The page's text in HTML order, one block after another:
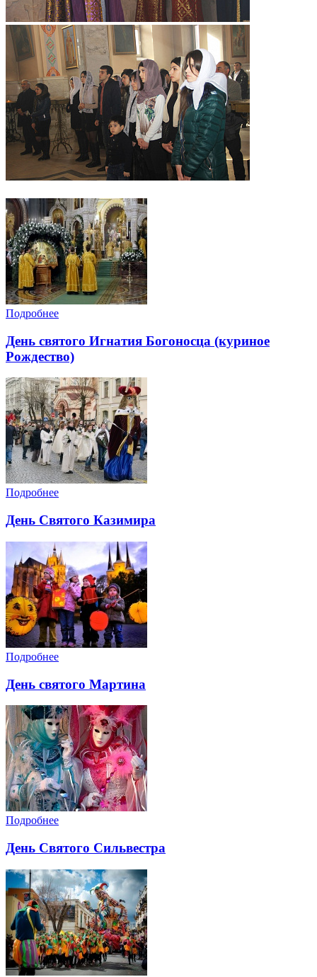
Подробнее
День святого Игнатия Богоносца (куриное
Рождество)
Подробнее
День Святого Казимира
Подробнее
День святого Мартина
Подробнее
День Святого Сильвестра